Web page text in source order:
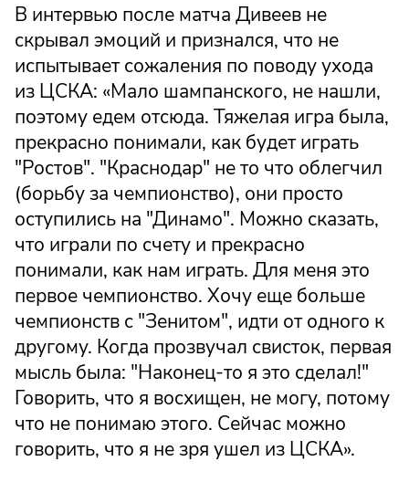
В интервью после матча Дивеев не
скрывал эмоций и признался, что не
испытывает сожаления по поводу ухода
из ЦСКА: «Мало шампанского, не нашли,
поэтому едем отсюда. Тяжелая игра была,
прекрасно понимали, как будет играть
"Ростов". "Краснодар" не то что облегчил
(борьбу за чемпионство), они просто
оступились на "Динамо". Можно сказать,
что играли по счету и прекрасно
понимали, как нам играть. Для меня это
первое чемпионство. Хочу еще больше
чемпионств с "Зенитом", идти от одного к
другому. Когда прозвучал свисток, первая
мысль была: "Наконец-то я это сделал!"
Говорить, что я восхищен, не могу, потому
что не понимаю этого. Сейчас можно
говорить, что я не зря ушел из ЦСКА».